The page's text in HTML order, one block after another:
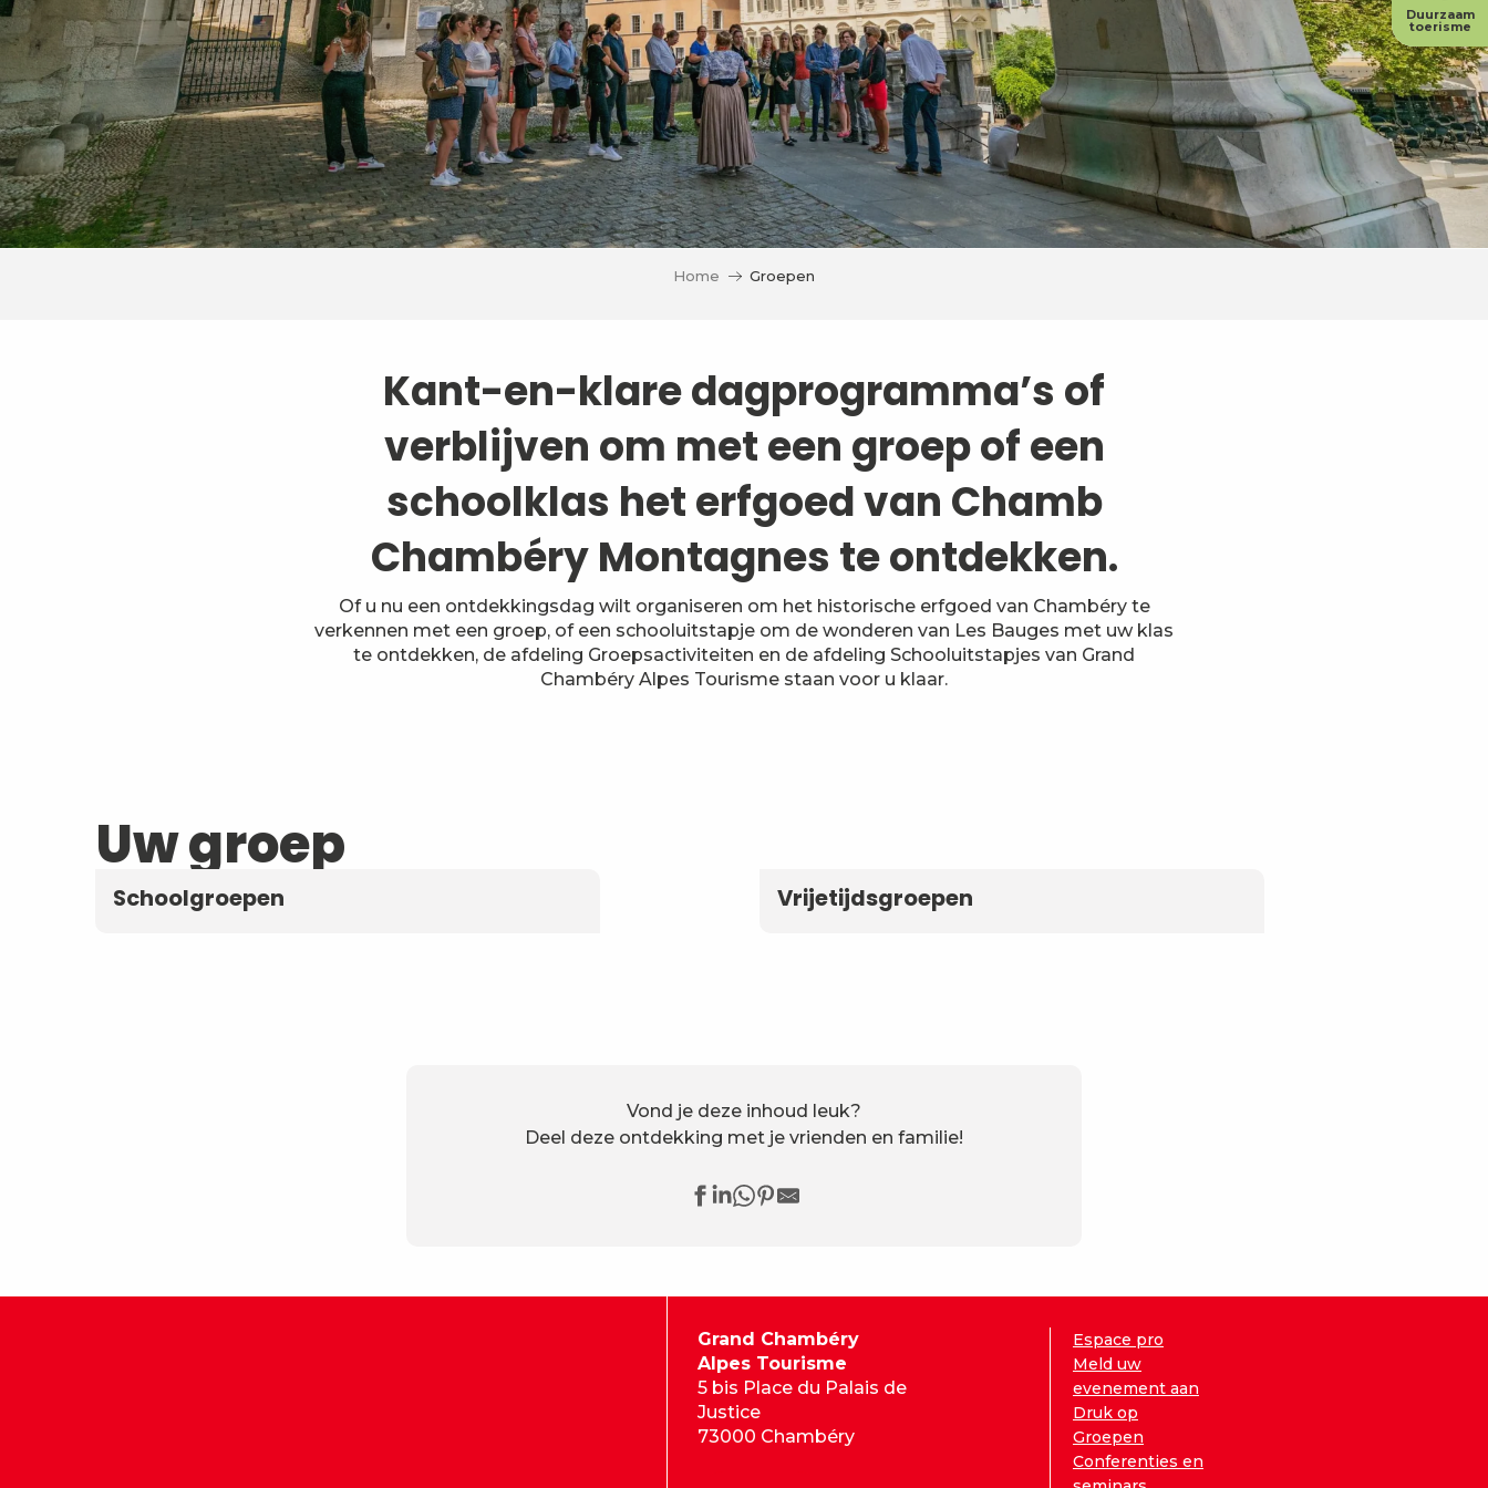
Duurzaam
toerisme
Home Groepen
Kant-en-klare dagprogramma’s of
verblijven om met een groep of een
schoolklas het erfgoed van Chamb
Chambéry Montagnes te ontdekken.
Of u nu een ontdekkingsdag wilt organiseren om het historische erfgoed van Chambéry te
verkennen met een groep, of een schooluitstapje om de wonderen van Les Bauges met uw klas
te ontdekken, de afdeling Groepsactiviteiten en de afdeling Schooluitstapjes van Grand
Chambéry Alpes Tourisme staan voor u klaar.
Uw groep
Schoolgroepen Vrijetijdsgroepen
Vond je deze inhoud leuk?
Deel deze ontdekking met je vrienden en familie!
Grand Chambéry
Alpes Tourisme
5 bis Place du Palais de
Justice
73000 Chambéry
Espace pro
Meld uw
evenement aan
Druk op
Groepen
Conferenties en